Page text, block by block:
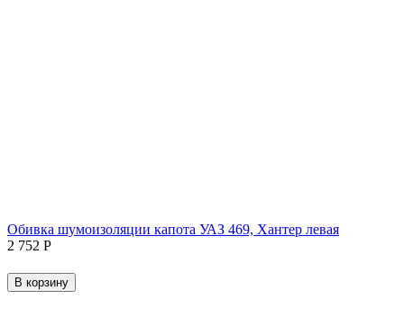
Обивка шумоизоляции капота УАЗ 469, Хантер левая
2 752 Р
В корзину